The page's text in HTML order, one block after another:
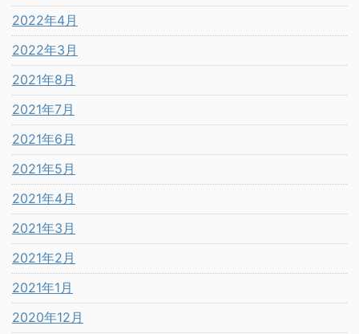
2022年4月
2022年3月
2021年8月
2021年7月
2021年6月
2021年5月
2021年4月
2021年3月
2021年2月
2021年1月
2020年12月